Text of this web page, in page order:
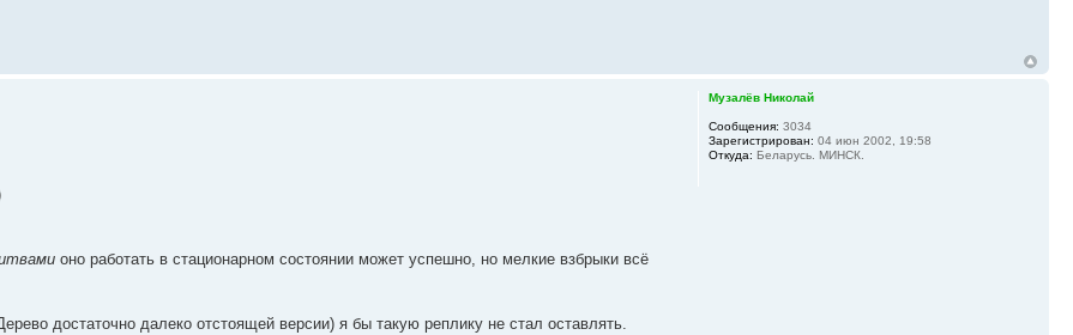
оно работать в стационарном состоянии может успешно, но мелкие взбрыки всё
достаточно далеко отстоящей версии) я бы такую реплику не стал оставлять.
Музалёв Николай
Сообщения: 3034
Зарегистрирован: 04 июн 2002, 19:58
Откуда: Беларусь. МИНСК.